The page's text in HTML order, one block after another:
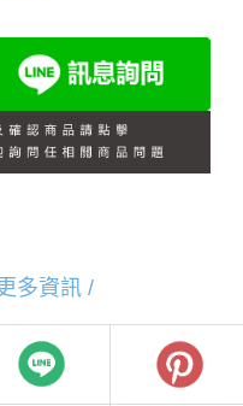
多資訊 /